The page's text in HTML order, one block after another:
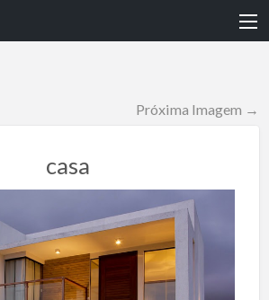
Próxima Imagem →
casa